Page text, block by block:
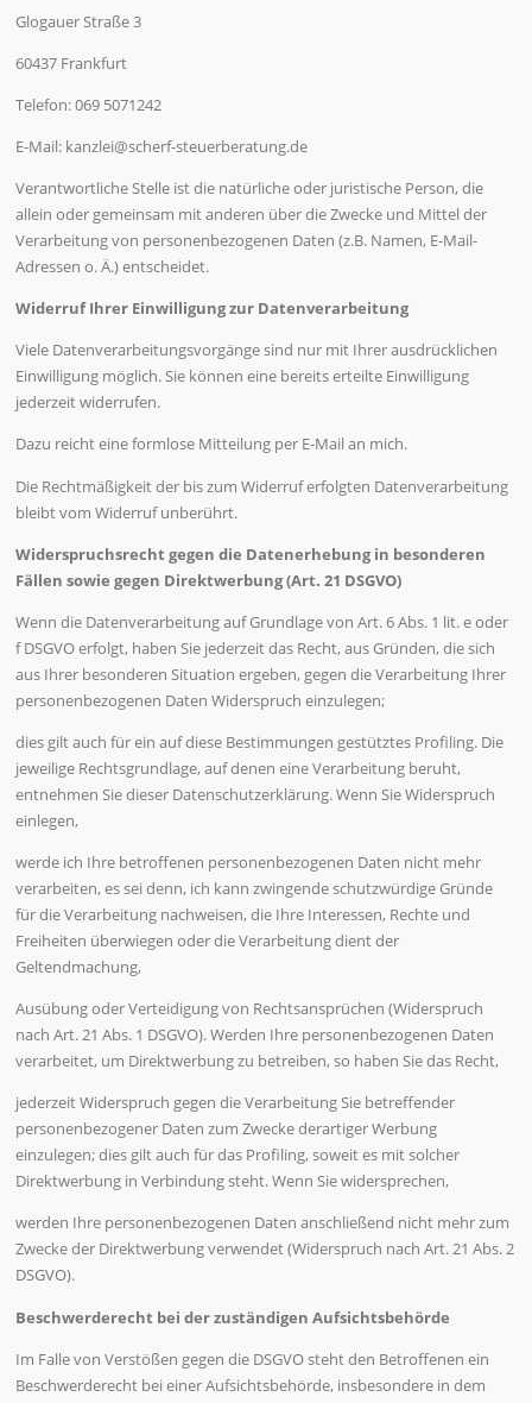
Glogauer Straße 3
60437 Frankfurt
Telefon: 069 5071242
E-Mail: kanzlei@scherf-steuerberatung.de
Verantwortliche Stelle ist die natürliche oder juristische Person, die
allein oder gemeinsam mit anderen über die Zwecke und Mittel der
Verarbeitung von personenbezogenen Daten (z.B. Namen, E-Mail-
Adressen o. Ä.) entscheidet.
Widerruf Ihrer Einwilligung zur Datenverarbeitung
Viele Datenverarbeitungsvorgänge sind nur mit Ihrer ausdrücklichen
Einwilligung möglich. Sie können eine bereits erteilte Einwilligung
jederzeit widerrufen.
Dazu reicht eine formlose Mitteilung per E-Mail an mich.
Die Rechtmäßigkeit der bis zum Widerruf erfolgten Datenverarbeitung
bleibt vom Widerruf unberührt.
Widerspruchsrecht gegen die Datenerhebung in besonderen
Fällen sowie gegen Direktwerbung (Art. 21 DSGVO)
Wenn die Datenverarbeitung auf Grundlage von Art. 6 Abs. 1 lit. e oder
f DSGVO erfolgt, haben Sie jederzeit das Recht, aus Gründen, die sich
aus Ihrer besonderen Situation ergeben, gegen die Verarbeitung Ihrer
personenbezogenen Daten Widerspruch einzulegen;
dies gilt auch für ein auf diese Bestimmungen gestütztes Profiling. Die
jeweilige Rechtsgrundlage, auf denen eine Verarbeitung beruht,
entnehmen Sie dieser Datenschutzerklärung. Wenn Sie Widerspruch
einlegen,
werde ich Ihre betroffenen personenbezogenen Daten nicht mehr
verarbeiten, es sei denn, ich kann zwingende schutzwürdige Gründe
für die Verarbeitung nachweisen, die Ihre Interessen, Rechte und
Freiheiten überwiegen oder die Verarbeitung dient der
Geltendmachung,
Ausübung oder Verteidigung von Rechtsansprüchen (Widerspruch
nach Art. 21 Abs. 1 DSGVO). Werden Ihre personenbezogenen Daten
verarbeitet, um Direktwerbung zu betreiben, so haben Sie das Recht,
jederzeit Widerspruch gegen die Verarbeitung Sie betreffender
personenbezogener Daten zum Zwecke derartiger Werbung
einzulegen; dies gilt auch für das Profiling, soweit es mit solcher
Direktwerbung in Verbindung steht. Wenn Sie widersprechen,
werden Ihre personenbezogenen Daten anschließend nicht mehr zum
Zwecke der Direktwerbung verwendet (Widerspruch nach Art. 21 Abs. 2
DSGVO).
Beschwerderecht bei der zuständigen Aufsichtsbehörde
Im Falle von Verstößen gegen die DSGVO steht den Betroffenen ein
Beschwerderecht bei einer Aufsichtsbehörde, insbesondere in dem